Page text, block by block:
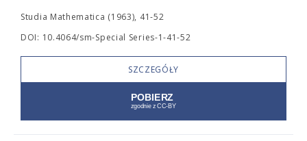
Studia Mathematica (1963), 41-52
DOI: 10.4064/sm-Special Series-1-41-52
SZCZEGÓŁY